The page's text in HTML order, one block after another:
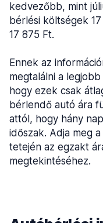
kedvezőbb, mint
bérlési költségek
17 875 Ft.
Ennek az
megtalálni a
hogy ezek csak
bérlendő autó ára
attól, hogy hány
időszak. Adja meg
tetején az egzakt
megtekintéséhez.